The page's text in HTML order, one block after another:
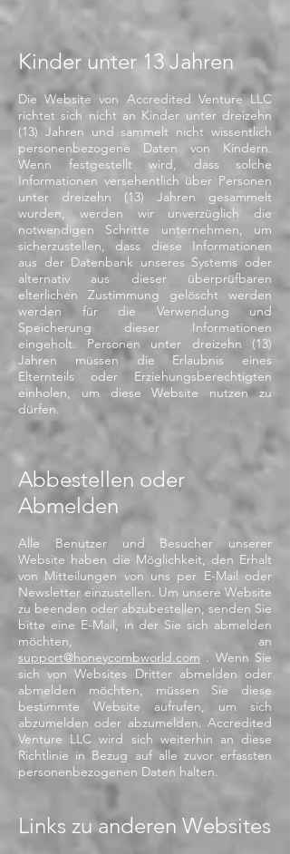
Kinder unter 13 Jahren
Die Website von Accredited Venture LLC
richtet sich nicht an Kinder unter dreizehn
(13) Jahren und sammelt nicht wissentlich
personenbezogene Daten von Kindern.
Wenn festgestellt wird, dass solche
Informationen versehentlich über Personen
unter dreizehn (13) Jahren gesammelt
wurden, werden wir unverzüglich die
notwendigen Schritte unternehmen, um
sicherzustellen, dass diese Informationen
aus der Datenbank unseres Systems oder
alternativ aus dieser überprüfbaren
elterlichen Zustimmung gelöscht werden
werden für die Verwendung und
Speicherung dieser Informationen
eingeholt. Personen unter dreizehn (13)
Jahren müssen die Erlaubnis eines
Elternteils oder Erziehungsberechtigten
einholen, um diese Website nutzen zu
dürfen.
Abbestellen oder
Abmelden
Alle Benutzer und Besucher unserer
Website haben die Möglichkeit, den Erhalt
von Mitteilungen von uns per E-Mail oder
Newsletter einzustellen. Um unsere Website
zu beenden oder abzubestellen, senden Sie
bitte eine E-Mail, in der Sie sich abmelden
möchten, an
support@honeycombworld.com . Wenn Sie
sich von Websites Dritter abmelden oder
abmelden möchten, müssen Sie diese
bestimmte Website aufrufen, um sich
abzumelden oder abzumelden. Accredited
Venture LLC wird sich weiterhin an diese
Richtlinie in Bezug auf alle zuvor erfassten
personenbezogenen Daten halten.
Links zu anderen Websites